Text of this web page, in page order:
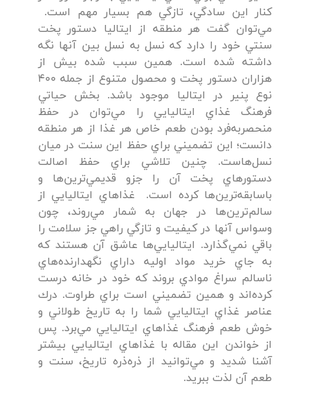
كنار اين سادگي، تازگي هم بسيار مهم است.
مي‌توان گفت هر منطقه از ايتاليا دستور پخت
سنتي خود را دارد كه نسل به نسل بين آنها نگه
داشته شده است. همين سبب شده بيش از
هزاران دستور پخت و محصول متنوع از جمله 400
نوع پنير در ايتاليا موجود باشد. بخش حياتي
فرهنگ غذاي ايتاليايي را مي‌توان در حفظ
منحصربه‌فرد بودن طعم خاص هر غذا از هر منطقه
دانست؛ اين تضميني براي حفظ اين سنت در ميان
نسل‌هاست. چنين تلاشي براي حفظ اصالت
دستورهاي پخت آن را جزو قديمي‌ترين‌ها و
باسابقه‌ترين‌ها كرده است. غذاهاي ايتاليايي از
سالم‌ترين‌ها در جهان به شمار مي‌روند، چون
وسواس آنها در كيفيت و تازگي راهي جز سلامت را
باقي نمي‌گذارد. ايتاليايي‌ها عاشق آن هستند كه
به جاي خريد مواد اوليه داراي نگهدارنده‌هاي
ناسالم سراغ موادي بروند كه خود در خانه درست
كرده‌اند و همين تضميني است براي طراوت. درك
عناصر غذاي ايتاليايي شما را به تاريخ طولاني و
خوش طعم فرهنگ غذاهاي ايتاليايي مي‌برد. پس
از خواندن اين مقاله با غذاهاي ايتاليايي بيشتر
آشنا شديد و مي‌توانيد از ذره‌ذره تاريخ، سنت و
طعم آن لذت ببريد.